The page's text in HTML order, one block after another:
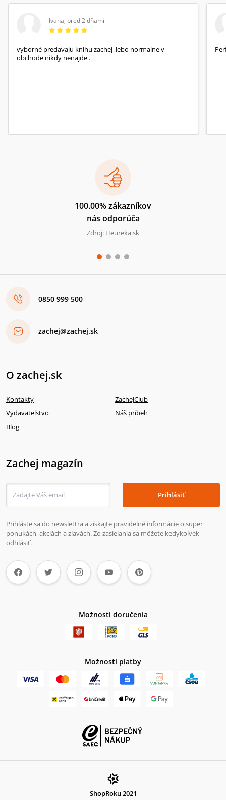
Ivana, pred 2 dňami
vyborné predavaju knihu zachej ,lebo normalne v
obchode nikdy nenajde .
100.00% zákazníkov
nás odporúča
Zdroj: Heureka.sk
0850 999 500
zachej@zachej.sk
O zachej.sk
Kontakty
ZachejClub
Vydavateľstvo
Náš príbeh
Blog
Zachej magazín
Prihlásiť
Prihláste sa do newslettra a získajte pravidelné informácie o super
ponukách, akciách a zľavách. Zo zasielania sa môžete kedykoľvek
odhlásiť.
Možnosti doručenia
Možnosti platby
ShopRoku 2021